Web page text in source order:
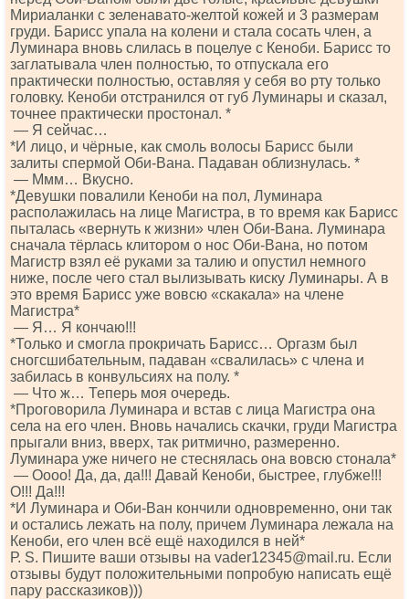
Мириаланки с зеленавато-желтой кожей и 3 размерам
груди. Барисс упала на колени и стала сосать член, а
Луминара вновь слилась в поцелуе с Кеноби. Барисс то
заглатывала член полностью, то отпускала его
практически полностью, оставляя у себя во рту только
головку. Кеноби отстранился от губ Луминары и сказал,
точнее практически простонал. *
— Я сейчас…
*И лицо, и чёрные, как смоль волосы Барисс были
залиты спермой Оби-Вана. Падаван облизнулась. *
— Ммм… Вкусно.
*Девушки повалили Кеноби на пол, Луминара
располажилась на лице Магистра, в то время как Барисс
пыталась «вернуть к жизни» член Оби-Вана. Луминара
сначала тёрлась клитором о нос Оби-Вана, но потом
Магистр взял её руками за талию и опустил немного
ниже, после чего стал вылизывать киску Луминары. А в
это время Барисс уже вовсю «скакала» на члене
Магистра*
— Я… Я кончаю!!!
*Только и смогла прокричать Барисс… Оргазм был
сногсшибательным, падаван «свалилась» с члена и
забилась в конвульсиях на полу. *
— Что ж… Теперь моя очередь.
*Проговорила Луминара и встав с лица Магистра она
села на его член. Вновь начались скачки, груди Магистра
прыгали вниз, вверх, так ритмично, размеренно.
Луминара уже ничего не стеснялась она вовсю стонала*
— Оооо! Да, да, да!!! Давай Кеноби, быстрее, глубже!!!
О!!! Да!!!
*И Луминара и Оби-Ван кончили одновременно, они так
и остались лежать на полу, причем Луминара лежала на
Кеноби, его член всё ещё находился в ней*
Р. S. Пишите ваши отзывы на vаdеr12345@mаil.ru. Если
отзывы будут положительными попробую написать ещё
пару рассказиков)))